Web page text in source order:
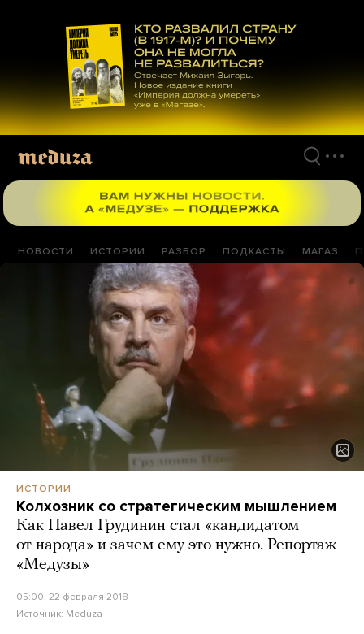
материалам
НОВОСТИ ИСТОРИИ РАЗБОР ПОДКАСТЫ МАГАЗ
ИСТОРИИ
Колхозник со стратегическим мышлением
Как Павел Грудинин стал «кандидатом
от народа» и зачем ему это нужно. Репортаж
«Медузы»
05:00, 22 февраля 2018
Источник: Meduza